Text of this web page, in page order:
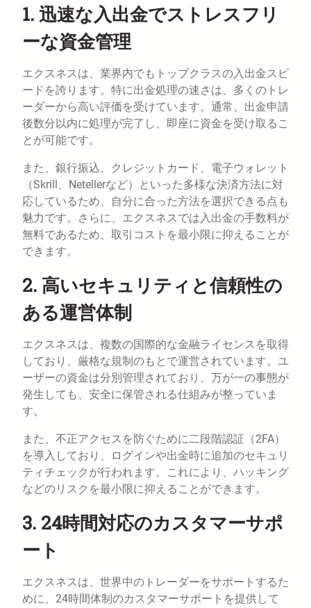
1. 迅速な入出金でストレスフリ
ーな資金管理
エクスネスは、業界内でもトップクラスの入出金スピ
ードを誇ります。特に出金処理の速さは、多くのトレ
ーダーから高い評価を受けています。通常、出金申請
後数分以内に処理が完了し、即座に資金を受け取るこ
とが可能です。
また、銀行振込、クレジットカード、電子ウォレット
（Skrill、Netellerなど）といった多様な決済方法に対
応しているため、自分に合った方法を選択できる点も
魅力です。さらに、エクスネスでは入出金の手数料が
無料であるため、取引コストを最小限に抑えることが
できます。
2. 高いセキュリティと信頼性の
ある運営体制
エクスネスは、複数の国際的な金融ライセンスを取得
しており、厳格な規制のもとで運営されています。ユ
ーザーの資金は分別管理されており、万が一の事態が
発生しても、安全に保管される仕組みが整っていま
す。
また、不正アクセスを防ぐために二段階認証（2FA）
を導入しており、ログインや出金時に追加のセキュリ
ティチェックが行われます。これにより、ハッキング
などのリスクを最小限に抑えることができます。
3. 24時間対応のカスタマーサポ
ート
エクスネスは、世界中のトレーダーをサポートするた
めに、24時間体制のカスタマーサポートを提供して